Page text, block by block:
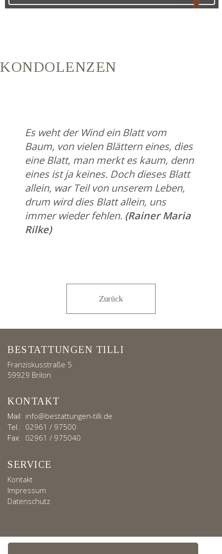
KONDOLENZEN
Es weht der Wind ein Blatt vom
Baum, von vielen Blättern eines, dies
eine Blatt, man merkt es kaum, denn
eines ist ja keines. Doch dieses Blatt
allein, war Teil von unserem Leben,
drum wird dies Blatt allein, uns
immer wieder fehlen. (Rainer Maria
Rilke)
Zurück
BESTATTUNGEN TILLI
Franziskusstraße 5
59929 Brilon
KONTAKT
Mail: info@bestattungen-tilli.de
Tel.: 02961 / 97500
Fax: 02961 / 975040
SERVICE
Kontakt
Impressum
Datenschutz